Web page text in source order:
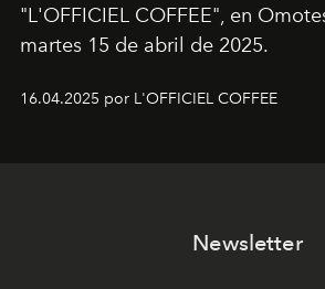
"L'OFFICIEL COFFEE", en
martes 15 de abril de 2025.
16.04.2025 por L'OFFICIEL COFFEE
Newsletter